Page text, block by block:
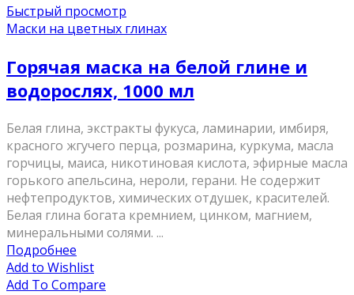
Быстрый просмотр
Маски на цветных глинах
Горячая маска на белой глине и
водорослях, 1000 мл
Белая глина, экстракты фукуса, ламинарии, имбиря,
красного жгучего перца, розмарина, куркума, масла
горчицы, маиса, никотиновая кислота, эфирные масла
горького апельсина, нероли, герани. Не содержит
нефтепродуктов, химических отдушек, красителей.
Белая глина богата кремнием, цинком, магнием,
минеральными солями. ...
Подробнее
Add to Wishlist
Add To Compare